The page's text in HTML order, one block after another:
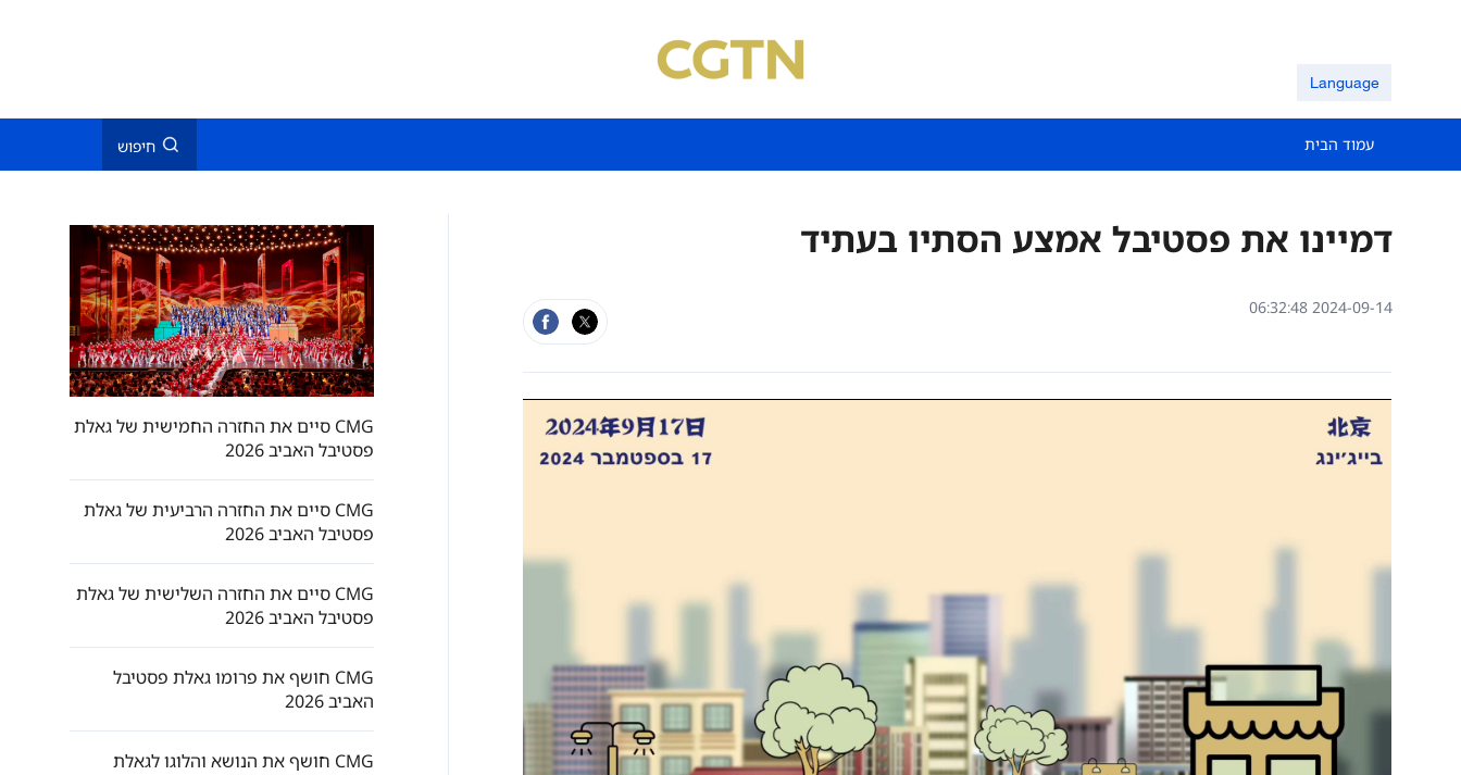
Language
עמוד הבית חיפוש
דמיינו את פסטיבל אמצע הסתיו בעתיד
06:32:48 2024-09-14
CMG סיים את החזרה החמישית של גאלת
פסטיבל האביב 2026
CMG סיים את החזרה הרביעית של גאלת
פסטיבל האביב 2026
CMG סיים את החזרה השלישית של גאלת
פסטיבל האביב 2026
CMG חושף את פרומו גאלת פסטיבל
האביב 2026
CMG חושף את הנושא והלוגו לגאלת